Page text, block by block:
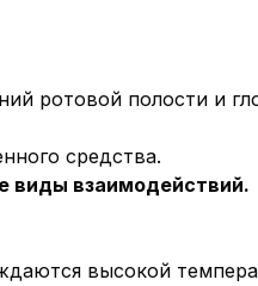
ротовой полости и
средства.
виды взаимодействий.
высокой